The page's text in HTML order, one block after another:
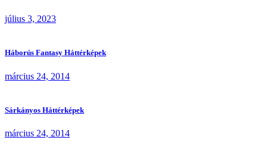
július 3, 2023
Háborús Fantasy Háttérképek
március 24, 2014
Sárkányos Háttérképek
március 24, 2014